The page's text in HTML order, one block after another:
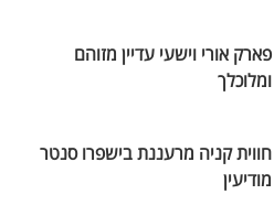
פארק אורי וישעי עדיין מזוהם
ומלוכלך
חווית קניה מרעננת בישפרו סנטר
מודיעין